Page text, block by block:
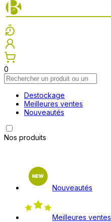
0
Destockage
Meilleures ventes
Nouveautés
Nos produits
Nouveautés
Meilleures ventes